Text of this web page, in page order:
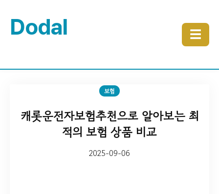
Dodal ☰
보험
캐롯운전자보험추천으로 알아보는 최
적의 보험 상품 비교
2025-09-06